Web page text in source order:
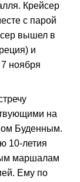
Крейсер
с парой
вышел в
и
ноября
на
Буденным.
10-летия
маршалам
Ему по